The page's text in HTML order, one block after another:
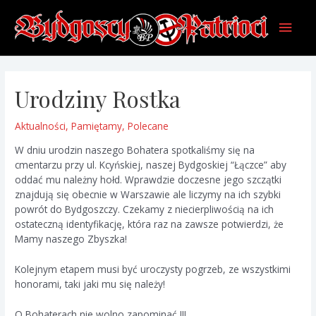
content
Main
Urodziny Rostka
Aktualności,Pamiętamy,Polecane
W dniu urodzin naszego Bohatera spotkaliśmy się na
cmentarzu przy ul. Kcyńskiej, naszej Bydgoskiej “Łączce” aby
oddać mu należny hołd. Wprawdzie doczesne jego szczątki
znajdują się obecnie w Warszawie ale liczymy na ich szybki
powrót do Bydgoszczy. Czekamy z niecierpliwością na ich
ostateczną identyfikację, która raz na zawsze potwierdzi, że
Mamy naszego Zbyszka!
Kolejnym etapem musi być uroczysty pogrzeb, ze wszystkimi
honorami, taki jaki mu się należy!